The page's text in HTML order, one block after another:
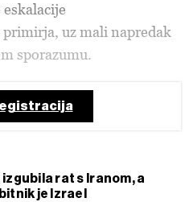
uz mali napredak
sporazumu.
rat s Iranom, a
je Izrael